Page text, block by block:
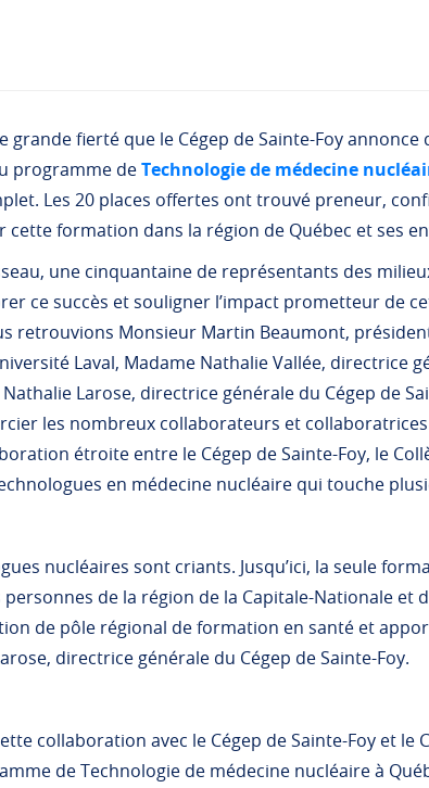
grande fierté que le Cégep de Sainte-Foy annonce
programme deTechnologie de médecine
Les 20 places offertes ont trouvé preneur,
formation dans la région de Québec et ses
une cinquantaine de représentants des
ce succès et souligner l’impact prometteur de
retrouvions Monsieur Martin Beaumont,
Laval, Madame Nathalie Vallée, directrice
Larose, directrice générale du Cégep de
les nombreux collaborateurs et
étroite entre le Cégep de Sainte-Foy, le
en médecine nucléaire qui touche
nucléaires sont criants. Jusqu’ici, la seule
de la région de la Capitale-Nationale et
de pôle régional de formation en santé et
directrice générale du Cégep de Sainte-Foy.
collaboration avec le Cégep de Sainte-Foy et
de Technologie de médecine nucléaire à